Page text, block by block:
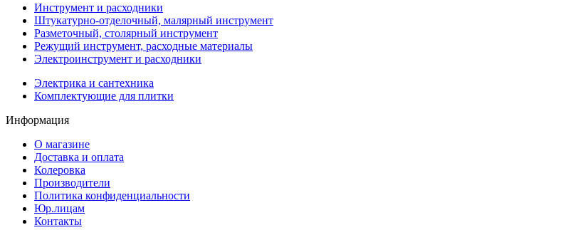
Инструмент и расходники
Штукатурно-отделочный, малярный инструмент
Разметочный, столярный инструмент
Режущий инструмент, расходные материалы
Электроинструмент и расходники
Электрика и сантехника
Комплектующие для плитки
Информация
О магазине
Доставка и оплата
Колеровка
Производители
Политика конфиденциальности
Юр.лицам
Контакты